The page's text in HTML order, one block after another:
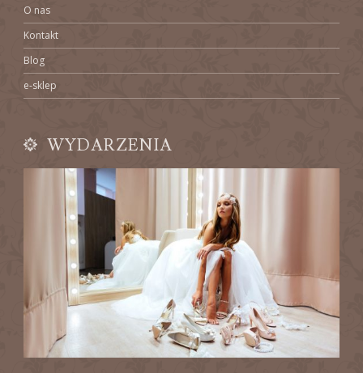
O nas
Kontakt
Blog
e-sklep
WYDARZENIA